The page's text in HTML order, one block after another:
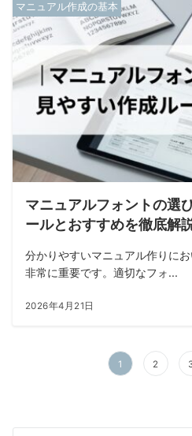
マニュアル作成の基本
マニュアルフォントの選
ールとおすすめを徹底解
分かりやすいマニュアル作りに
非常に重要です。適切なフォ...
2026年4月21日
1 2